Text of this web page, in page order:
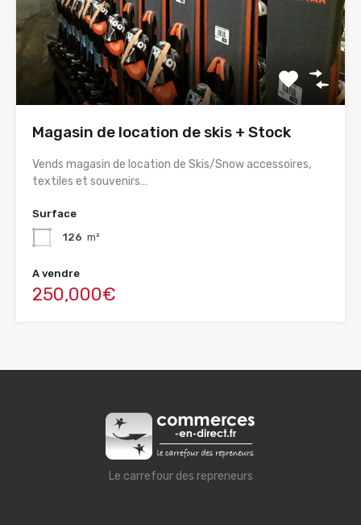
Magasin de location de skis + Stock
Vends magasin de location de Skis/Snow accessoires,
textiles et souvenirs…
Surface
126 m²
A vendre
250,000€
Le carrefour des repreneurs